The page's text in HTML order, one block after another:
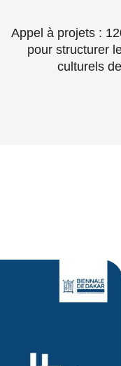
Appel à projets :
pour structurer
culturels